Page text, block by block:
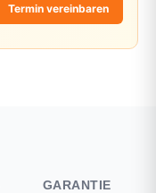
Termin vereinbaren
GARANTIE